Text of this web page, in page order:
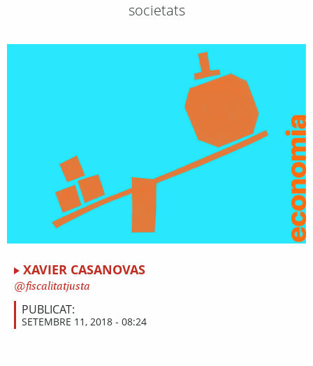
societats
XAVIER CASANOVAS
fiscalitatjusta
PUBLICAT:
SETEMBRE 11, 2018 - 08:24